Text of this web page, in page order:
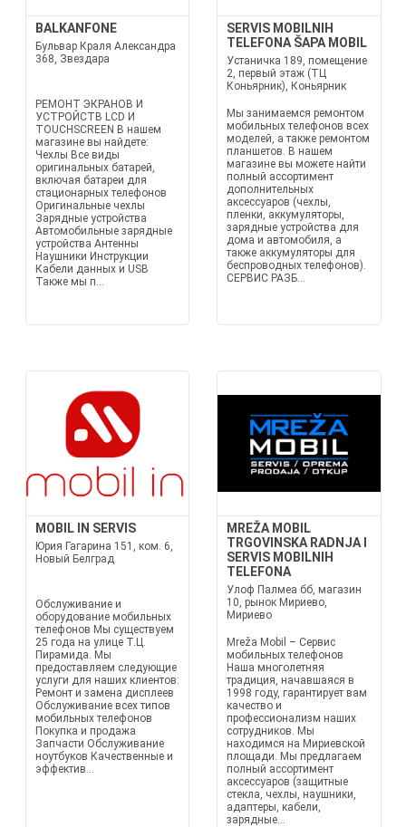
BALKANFONE
Бульвар Краля Александра
368, Звездара
РЕМОНТ ЭКРАНОВ И
УСТРОЙСТВ LCD И
TOUCHSCREEN В нашем
магазине вы найдете:
Чехлы Все виды
оригинальных батарей,
включая батареи для
стационарных телефонов
Оригинальные чехлы
Зарядные устройства
Автомобильные зарядные
устройства Антенны
Наушники Инструкции
Кабели данных и USB
Также мы п...
SERVIS MOBILNIH
TELEFONA ŠAPA MOBIL
Устаничка 189, помещение
2, первый этаж (ТЦ
Коньярник), Коньярник
Мы занимаемся ремонтом
мобильных телефонов всех
моделей, а также ремонтом
планшетов. В нашем
магазине вы можете найти
полный ассортимент
дополнительных
аксессуаров (чехлы,
пленки, аккумуляторы,
зарядные устройства для
дома и автомобиля, а
также аккумуляторы для
беспроводных телефонов).
СЕРВИС РАЗБ...
MOBIL IN SERVIS
Юрия Гагарина 151, ком. 6,
Новый Белград
Обслуживание и
оборудование мобильных
телефонов Мы существуем
25 года на улице Т.Ц.
Пирамида. Мы
предоставляем следующие
услуги для наших клиентов:
Ремонт и замена дисплеев
Обслуживание всех типов
мобильных телефонов
Покупка и продажа
Запчасти Обслуживание
ноутбуков Качественные и
эффектив...
MREŽA MOBIL
TRGOVINSKA RADNJA I
SERVIS MOBILNIH
TELEFONA
Улоф Палмеа бб, магазин
10, рынок Мириево,
Мириево
Mreža Mobil – Сервис
мобильных телефонов
Наша многолетняя
традиция, начавшаяся в
1998 году, гарантирует вам
качество и
профессионализм наших
сотрудников. Мы
находимся на Мириевской
площади. Мы предлагаем
полный ассортимент
аксессуаров (защитные
стекла, чехлы, наушники,
адаптеры, кабели,
зарядные...